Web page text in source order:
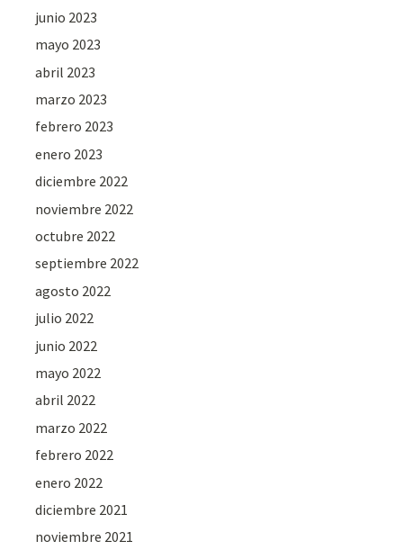
junio 2023
mayo 2023
abril 2023
marzo 2023
febrero 2023
enero 2023
diciembre 2022
noviembre 2022
octubre 2022
septiembre 2022
agosto 2022
julio 2022
junio 2022
mayo 2022
abril 2022
marzo 2022
febrero 2022
enero 2022
diciembre 2021
noviembre 2021